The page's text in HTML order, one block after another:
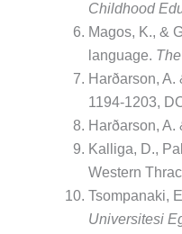
Childhood
Magos, K., &
language.
Harðarson,
1194-1203,
Harðarson,
Kalliga, D.,
Western
Tsompanaki,
Universitesi